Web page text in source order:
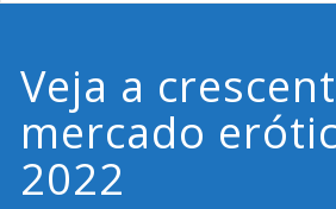
Veja a
mercado
2022